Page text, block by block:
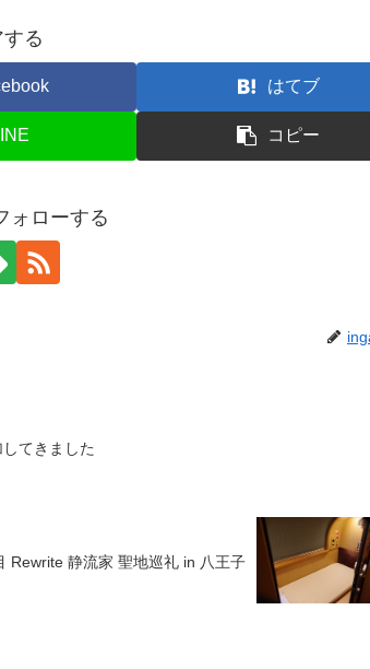
る
はてブ
コピー
ォローする
てきました
Rewrite 静流家 聖地巡礼 in 八王子